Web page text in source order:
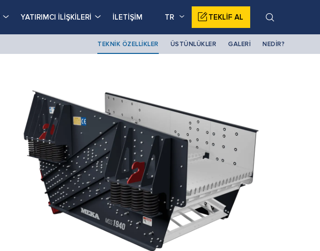
TEKLİF AL
TR
YATIRIMCI İLİŞKİLERİ İLETİŞİM
TEKNİK ÖZELLİKLER ÜSTÜNLÜKLER GALERİ NEDİR?